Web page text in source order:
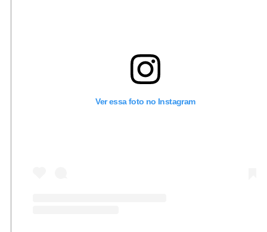
Ver essa foto no Instagram